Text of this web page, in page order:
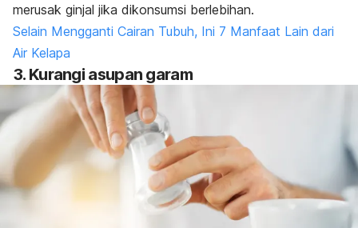
merusak ginjal jika dikonsumsi berlebihan.
Selain Mengganti Cairan Tubuh, Ini 7 Manfaat Lain dari
Air Kelapa
3. Kurangi asupan garam